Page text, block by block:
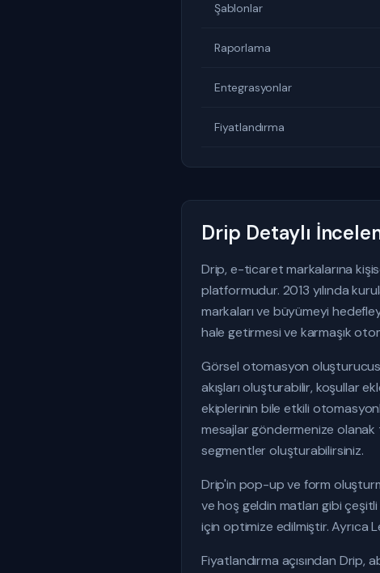
Şablonlar
Raporlama
Entegrasyonlar
Fiyatlandırma
Drip Detaylı
Drip, e-ticaret markalarına
platformudur. 2013 yılında
markaları ve büyümeyi
hale getirmesi ve karmaşık
Görsel otomasyon
akışları oluşturabilir, koşullar
ekiplerinin bile etkili
mesajlar göndermenize olanak
segmentler oluşturabilirsiniz.
Drip'in pop-up ve form
ve hoş geldin matları gibi
için optimize edilmiştir. Ayrıca
Fiyatlandırma açısından Drip,